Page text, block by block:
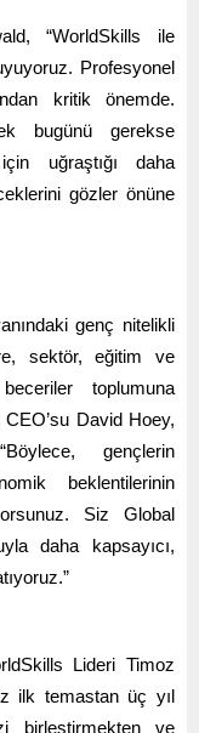
“WorldSkills ile
Profesyonel
kritik önemde.
bugünü gerekse
uğraştığı daha
gözler önüne
genç nitelikli
sektör, eğitim ve
toplumuna
CEO’su David Hoey,
gençlerin
beklentilerinin
Siz Global
daha kapsayıcı,
Lideri Timoz
ilk temastan üç yıl
birleştirmekten ve